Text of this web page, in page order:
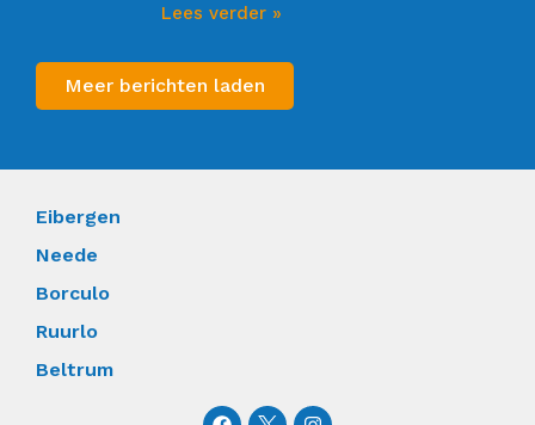
Lees verder »
Meer berichten laden
Eibergen
Neede
Borculo
Ruurlo
Beltrum
F
I